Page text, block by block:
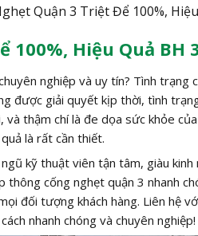
Quận 3 Triệt Để 100%,
Hiệu Quả BH
nghiệp và uy tín? Tình trạng
được giải quyết kịp thời, tình
thậm chí là đe dọa sức khỏe
là rất cần thiết.
kỹ thuật viên tận tâm, giàu
thông cống nghẹt quận 3 nhanh
đối tượng khách hàng. Liên hệ
nhanh chóng và chuyên nghiệp!